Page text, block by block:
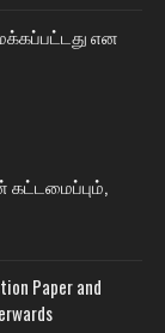
என
கட்டமைப்பும்,
Paper and